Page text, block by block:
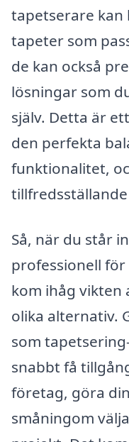
tapetserare kan
tapeter som
de kan också
lösningar som
själv. Detta är
den perfekta
funktionalitet,
Så, när du står
professionell
kom ihåg vikten
olika alternativ.
som
snabbt få
företag, göra
småningom